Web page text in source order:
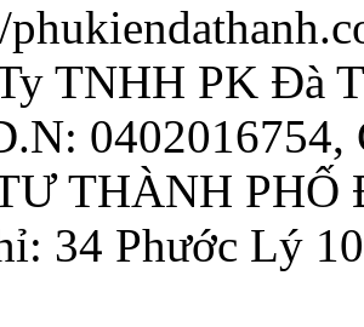
TNHH PK Đà
THÀNH PHỐ
34 Phước Lý